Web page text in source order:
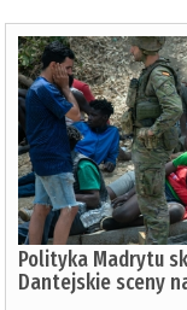
Polityka Madrytu
Dantejskie sceny